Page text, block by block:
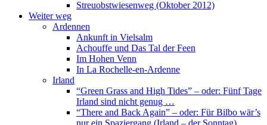
Streuobstwiesenweg (Oktober 2012)
Weiter weg
Ardennen
Ankunft in Vielsalm
Achouffe und Das Tal der Feen
Im Hohen Venn
In La Rochelle-en-Ardenne
Irland
“Green Grass and High Tides” – oder: Fünf Tage
Irland sind nicht genug …
“There and Back Again” – oder: Für Bilbo wär’s
nur ein Spaziergang (Irland – der Sonntag)